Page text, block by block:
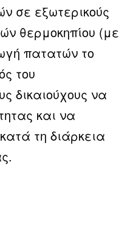
σε εξωτερικούς
θερμοκηπίου (με
πατατών το
του
δικαιούχους να
και να
τη διάρκεια